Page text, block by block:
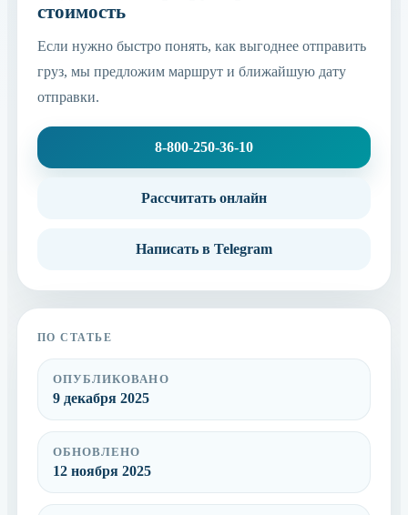
стоимость
Если нужно быстро понять, как выгоднее отправить
груз, мы предложим маршрут и ближайшую дату
отправки.
8-800-250-36-10
Рассчитать онлайн
Написать в Telegram
ПО СТАТЬЕ
ОПУБЛИКОВАНО
9 декабря 2025
ОБНОВЛЕНО
12 ноября 2025